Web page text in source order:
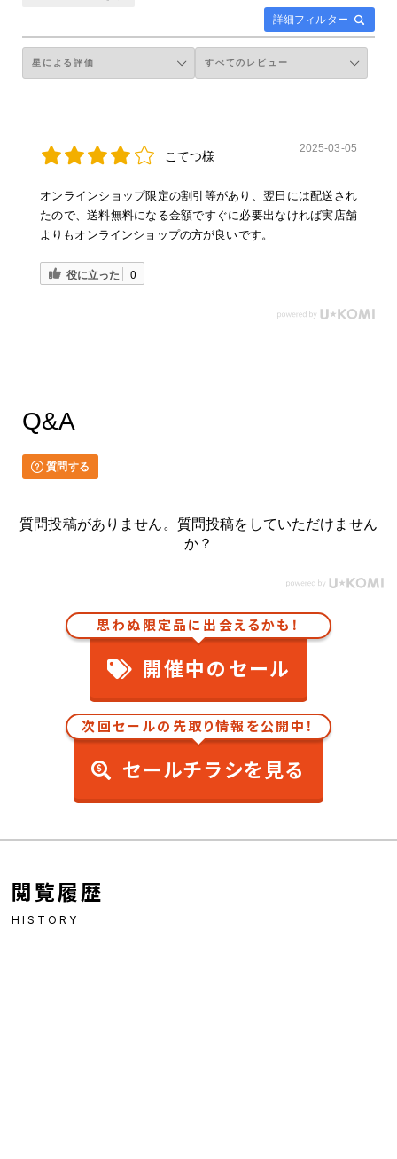
詳細フィルター
こてつ様
2025-03-05
オンラインショップ限定の割引等があり、翌日には配送され
たので、送料無料になる金額ですぐに必要出なければ実店舗
よりもオンラインショップの方が良いです。
役に立った 0
Q&A
質問する
質問投稿がありません。質問投稿をしていただけません
か？
思わぬ限定品に出会えるかも！
開催中のセール
次回セールの先取り情報を公開中！
セールチラシを見る
閲覧履歴
HISTORY